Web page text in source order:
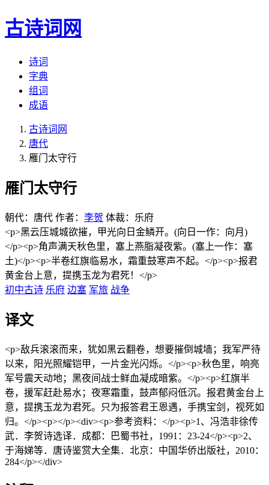
古诗词网
诗词
字典
组词
成语
古诗词网
唐代
雁门太守行
雁门太守行
朝代：唐代 作者： 李贺 体裁：乐府
<p>黑云压城城欲摧，甲光向日金鳞开。(向日一作：向月)
</p><p>角声满天秋色里，塞上燕脂凝夜紫。(塞上一作：塞
土)</p><p>半卷红旗临易水，霜重鼓寒声不起。</p><p>报君
黄金台上意，提携玉龙为君死！</p>
初中古诗 乐府 边塞 军旅 战争
译文
<p>敌兵滚滚而来，犹如黑云翻卷，想要摧倒城墙；我军严待
以来，阳光照耀铠甲，一片金光闪烁。</p><p>秋色里，响亮
军号震天动地；黑夜间战士鲜血凝成暗紫。</p><p>红旗半
卷，援军赶赴易水；夜寒霜重，鼓声郁闷低沉。报君黄金台上
意，提携玉龙为君死。只为报答君王恩遇，手携宝剑，视死如
归。</p><p></p><div><p>参考资料：</p><p>1、冯浩非徐传
武．李贺诗选译．成都：巴蜀书社，1991：23-24</p><p>2、
于海娣等．唐诗鉴赏大全集．北京：中国华侨出版社，2010：
284</p></div>